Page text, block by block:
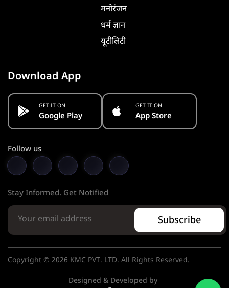
मनोरंजन
धर्म ज्ञान
यूटीलिटी
Download App
GET IT ON
Google Play
GET IT ON
App Store
Follow us
Stay Informed. Get Notified
Subscribe
Copyright © 2026 KMC PVT. LTD. All Rights Reserved.
Designed & Developed by